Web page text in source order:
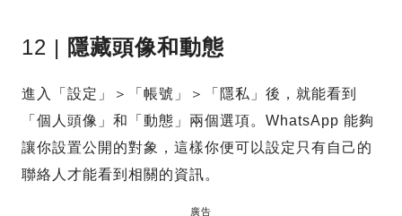
12 | 隱藏頭像和動態
進入「設定」＞「帳號」＞「隱私」後，就能看到
「個人頭像」和「動態」兩個選項。WhatsApp 能夠
讓你設置公開的對象，這樣你便可以設定只有自己的
聯絡人才能看到相關的資訊。
廣告